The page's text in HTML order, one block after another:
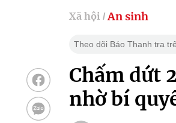
Xã hội / An sinh
Theo dõi Báo Thanh tra
Chấm dứt
nhờ bí